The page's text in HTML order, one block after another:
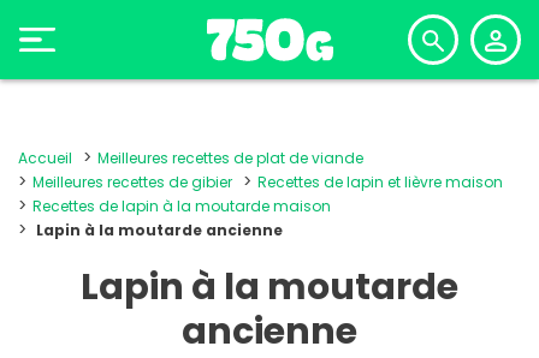
Accueil
Meilleures recettes de plat de viande
Meilleures recettes de gibier
Recettes de lapin et lièvre maison
Recettes de lapin à la moutarde maison
Lapin à la moutarde ancienne
Lapin à la moutarde
ancienne